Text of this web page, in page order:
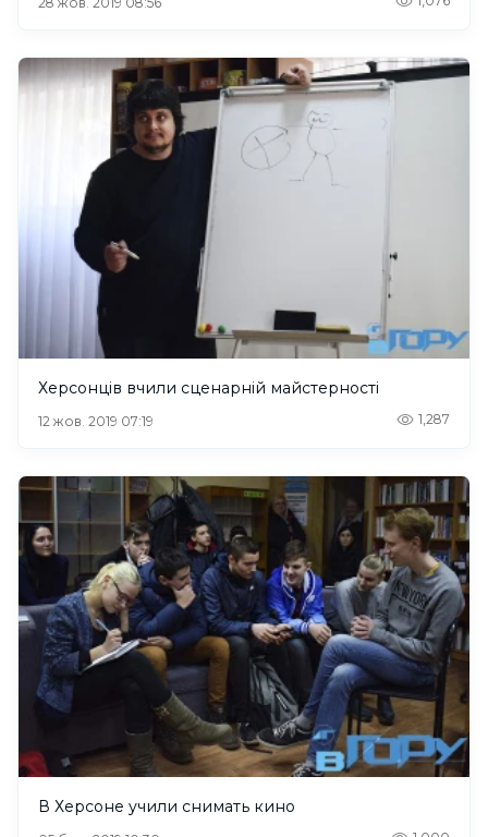
Херсонців вчили сценарній майстерності
12 жов. 2019 07:19 1,287
В Херсоне учили снимать кино